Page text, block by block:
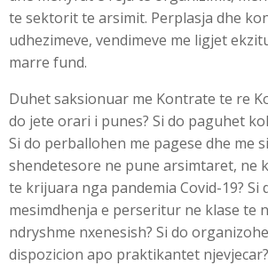
te sektorit te arsimit. Perplasja dhe
udhezimeve, vendimeve me ligjet
marre fund.
Duhet saksionuar me Kontrate te re
do jete orari i punes? Si do paguhet
Si do perballohen me pagese dhe me
shendetesore ne pune arsimtaret, ne
te krijuara nga pandemia Covid-19? Si
mesimdhenja e perseritur ne klase te
ndryshme nxenesish? Si do
dispozicion apo praktikantet